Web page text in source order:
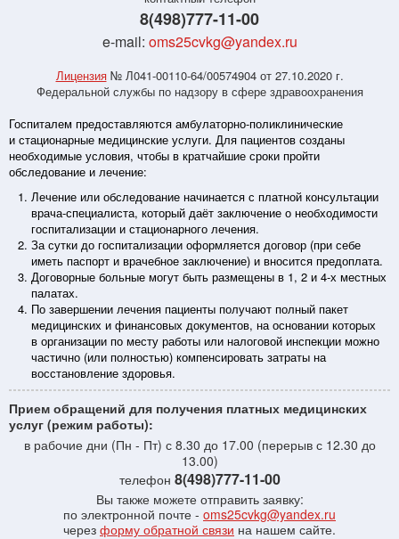
8(498)777-11-00
e-mail: oms25cvkg@yandex.ru
Лицензия№ Л041-00110-64/00574904 от 27.10.2020 г.
Федеральной службы по надзору в сфере здравоохранения
Госпиталем предоставляются амбулаторно-поликлинические
и стационарные медицинские услуги. Для пациентов созданы
необходимые условия, чтобы в кратчайшие сроки пройти
обследование и лечение:
Лечение или обследование начинается с платной консультации
врача-специалиста, который даёт заключение о необходимости
госпитализации и стационарного лечения.
За сутки до госпитализации оформляется договор (при себе
иметь паспорт и врачебное заключение) и вносится предоплата.
Договорные больные могут быть размещены в 1, 2 и 4-х местных
палатах.
По завершении лечения пациенты получают полный пакет
медицинских и финансовых документов, на основании которых
в организации по месту работы или налоговой инспекции можно
частично (или полностью) компенсировать затраты на
восстановление здоровья.
Прием обращений для получения платных медицинских
услуг (режим работы):
в рабочие дни (Пн - Пт) с 8.30 до 17.00 (перерыв с 12.30 до
13.00)
телефон 8(498)777-11-00
Вы также можете отправить заявку:
по электронной почте - oms25cvkg@yandex.ru
через форму обратной связи на нашем сайте.